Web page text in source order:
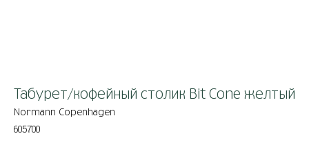
Табурет/кофейный столик Bit Cone желтый
Normann Copenhagen
605700